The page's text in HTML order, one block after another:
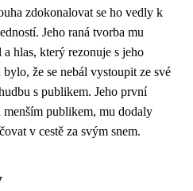
zdokonalovat se ho vedly k
Jeho raná tvorba mu
hlas, který rezonuje s jeho
že se nebál vystoupit ze své
s publikem. Jeho první
publikem, mu dodaly
v cestě za svým snem.